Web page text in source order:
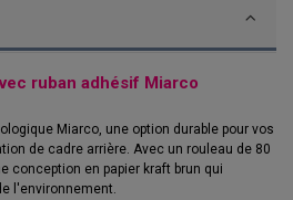
ruban adhésif Miarco
Miarco, une option durable pour vos
de cadre arrière. Avec un rouleau de 80
conception en papier kraft brun qui
l'environnement.